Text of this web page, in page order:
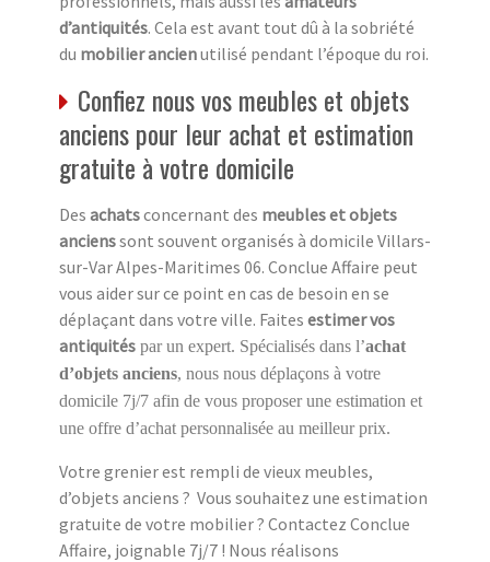
d’antiquités. Cela est avant tout dû à la sobriété
du mobilier ancienutilisé pendant l’époque du roi.
Confiez nous vos meubles et objets
anciens pour leur achat et estimation
gratuite à votre domicile
Des achatsconcernant des meubles et objets
ancienssont souvent organisés à domicile Villars-
sur-Var Alpes-Maritimes 06. Conclue Affaire peut
vous aider sur ce point en cas de besoin en se
déplaçant dans votre ville. Faites estimer vos
antiquités par un expert. Spécialisés dans l’achat
d’objets anciens, nous nous déplaçons à votre
domicile 7j/7 afin de vous proposer une estimation et
une offre d’achat personnalisée au meilleur prix.
Votre grenier est rempli de vieux meubles,
d’objets anciens ? Vous souhaitez une estimation
gratuite de votre mobilier ? Contactez Conclue
Affaire, joignable 7j/7 ! Nous réalisons